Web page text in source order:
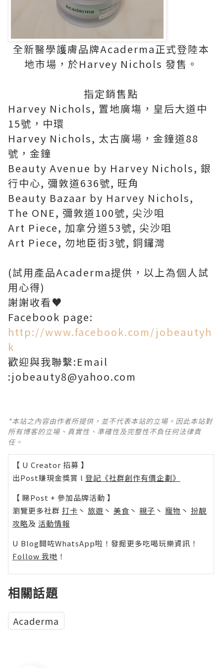
全新醫學護膚品牌Acaderma正式登陸本
地市場，於Harvey Nichols 發售。
指定銷售點
Harvey Nichols, 置地廣塲，皇后大道中
15號，中環
Harvey Nichols, 太古廣場，金鐘道88
號，金鐘
Beauty Avenue by Harvey Nichols, 銀
行中心, 彌敦道636號, 旺角
Beauty Bazaar by Harvey Nichols,
The ONE, 彌敦道100號, 尖沙咀
Art Piece, 加拿分道53號, 尖沙咀
Art Piece, 勿地臣街3號, 銅鑼灣
(試用產品Acaderma提供，以上為個人試
用心得)
謝謝收看♥
Facebook page:
http://www.facebook.com/jobeautyh
k
歡迎與我聯繫:Email
:jobeauty8@yahoo.com
*本站之內容由作者所提供，並不代表本站的立場。因此本站對
所有博客的立場、真實性、準確性及完整性不負任何法律責
任。
【 U Creator 招募 】
出Post賺現金獎賞 l 登記《社群創作有價企劃》
【 睇Post + 參加品牌活動 】
瀏覽更多社群 打卡 丶 旅遊 丶 美食 丶 親子 丶 寵物 丶 扮靚
攻略及 活動情報
U Blog開咗WhatsApp啦！發掘更多吃喝玩樂資訊！
Follow 我哋 ！
相關話題
Acaderma